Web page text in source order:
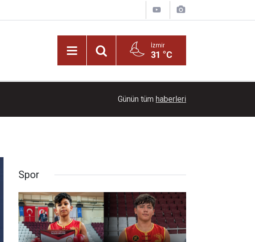
İzmir
31 °C
Başkan İlkay Çiçek tutuklandı!
Günün tüm haberleri
Spor